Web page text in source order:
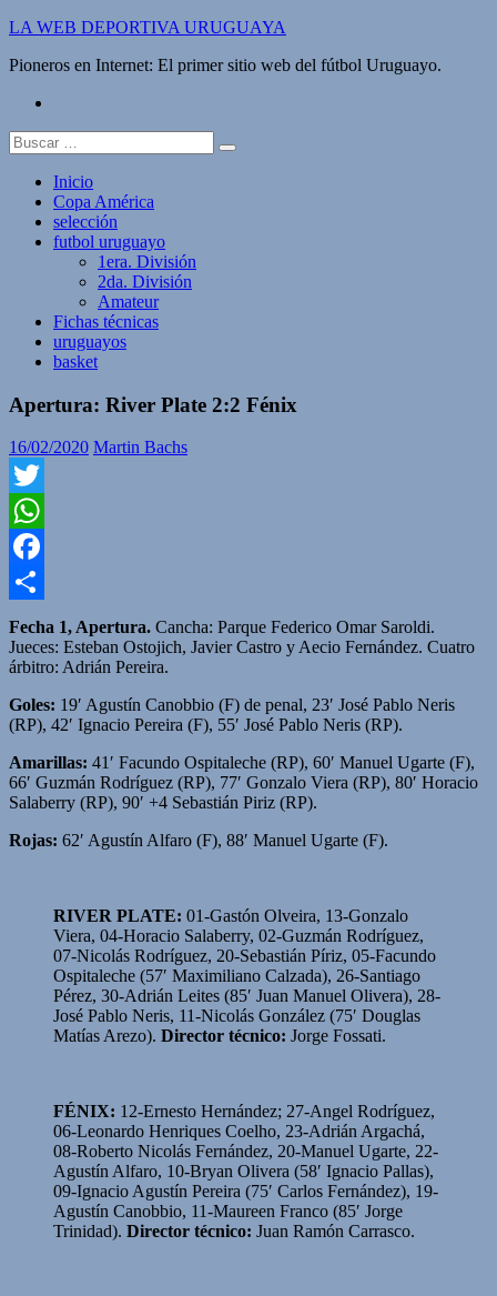
Saltar
contenido
LA WEB DEPORTIVA URUGUAYA
Pioneros en Internet: El primer sitio web del fútbol Uruguayo.
Buscar:
Inicio
Copa América
selección
futbol uruguayo
1era. División
2da. División
Amateur
Fichas técnicas
uruguayos
basket
Apertura: River Plate 2:2 Fénix
16/02/2020 Martin Bachs
Twitter
WhatsApp
Facebook
Compartir
Fecha 1, Apertura. Cancha: Parque Federico Omar Saroldi.
Jueces: Esteban Ostojich, Javier Castro y Aecio Fernández. Cuatro
árbitro: Adrián Pereira.
Goles: 19′ Agustín Canobbio (F) de penal, 23′ José Pablo Neris
(RP), 42′ Ignacio Pereira (F), 55′ José Pablo Neris (RP).
Amarillas: 41′ Facundo Ospitaleche (RP), 60′ Manuel Ugarte (F),
66′ Guzmán Rodríguez (RP), 77′ Gonzalo Viera (RP), 80′ Horacio
Salaberry (RP), 90′ +4 Sebastián Piriz (RP).
Rojas: 62′ Agustín Alfaro (F), 88′ Manuel Ugarte (F).
RIVER PLATE: 01-Gastón Olveira, 13-Gonzalo
Viera, 04-Horacio Salaberry, 02-Guzmán Rodríguez,
07-Nicolás Rodríguez, 20-Sebastián Píriz, 05-Facundo
Ospitaleche (57′ Maximiliano Calzada), 26-Santiago
Pérez, 30-Adrián Leites (85′ Juan Manuel Olivera), 28-
José Pablo Neris, 11-Nicolás González (75′ Douglas
Matías Arezo). Director técnico: Jorge Fossati.
FÉNIX: 12-Ernesto Hernández; 27-Angel Rodríguez,
06-Leonardo Henriques Coelho, 23-Adrián Argachá,
08-Roberto Nicolás Fernández, 20-Manuel Ugarte, 22-
Agustín Alfaro, 10-Bryan Olivera (58′ Ignacio Pallas),
09-Ignacio Agustín Pereira (75′ Carlos Fernández), 19-
Agustín Canobbio, 11-Maureen Franco (85′ Jorge
Trinidad). Director técnico: Juan Ramón Carrasco.